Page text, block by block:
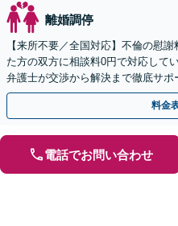
離婚調停
【来所不要／全国対応】不倫の慰
た方の双方に相談料0円で対応して
弁護士が交渉から解決まで徹底サ
手金の返還保証もありますので安
料金
電話でお問い合わせ